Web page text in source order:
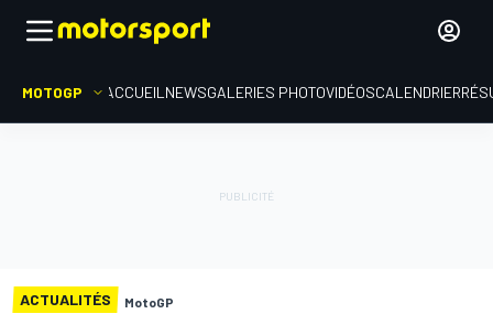
MOTOGP ACCUEIL NEWSGALERIES PHOTOVIDÉOSCALENDRIER
ACTUALITÉS MotoGP